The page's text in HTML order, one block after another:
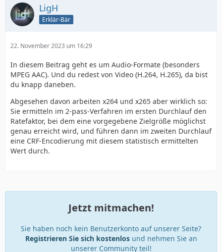
LigH
Erklär-Bär
22. November 2023 um 16:29
In diesem Beitrag geht es um Audio-Formate (besonders
MPEG AAC). Und du redest von Video (H.264, H.265), da bist
du knapp daneben.
Abgesehen davon arbeiten x264 und x265 aber wirklich so:
Sie ermitteln im 2-pass-Verfahren im ersten Durchlauf den
Ratefaktor, bei dem eine vorgegebene Zielgröße möglichst
genau erreicht wird, und führen dann im zweiten Durchlauf
eine CRF-Encodierung mit diesem statistisch ermittelten
Wert durch.
Jetzt mitmachen!
Sie haben noch kein Benutzerkonto auf unserer Seite?
Registrieren Sie sich kostenlosund nehmen Sie an
unserer Community teil!